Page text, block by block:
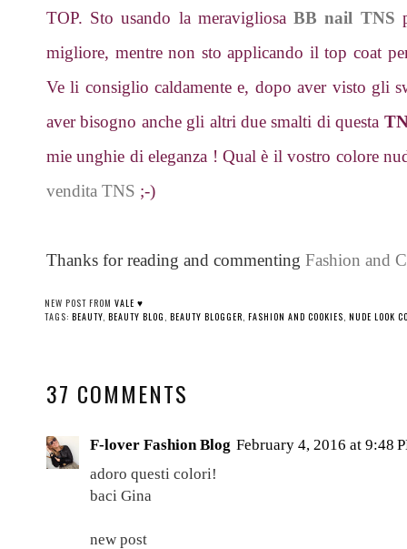
TOP. Sto usando la meravigliosaBB nail TNS
migliore, mentre non sto applicando il top coat
Ve li consiglio caldamente e, dopo aver visto gli
aver bisogno anche gli altri due smalti di questa
mie unghie di eleganza ! Qual è il vostro colore
vendita TNS ;-)
Thanks for reading and commenting Fashion and
NEW POST FROM VALE ♥
TAGS: BEAUTY, BEAUTY BLOG , BEAUTY BLOGGER, FASHION AND COOKIES, NUDE LOOK
37 COMMENTS
F-lover Fashion Blog February 4, 2016 at 9:48
adoro questi colori!
baci Gina
new post